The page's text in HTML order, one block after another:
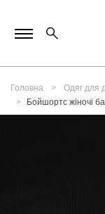
Головна Одяг для
Бойшортс жіночі